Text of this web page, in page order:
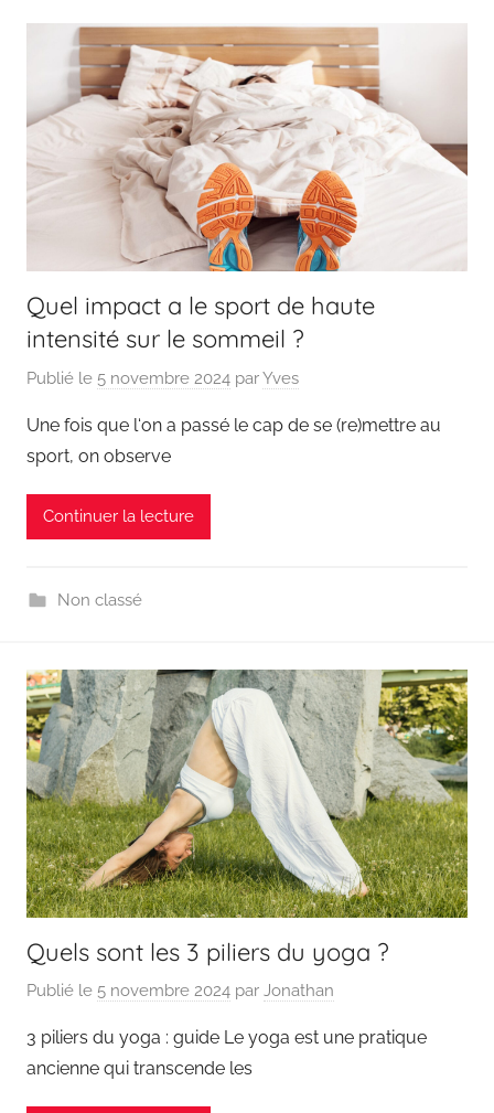
Quel impact a le sport de haute
intensité sur le sommeil ?
Publié le 5 novembre 2024 parYves
Une fois que l‘on a passé le cap de se (re)mettre au
sport, on observe
Continuer la lecture
Non classé
Quels sont les 3 piliers du yoga ?
Publié le 5 novembre 2024 par Jonathan
3 piliers du yoga : guide Le yoga est une pratique
ancienne qui transcende les